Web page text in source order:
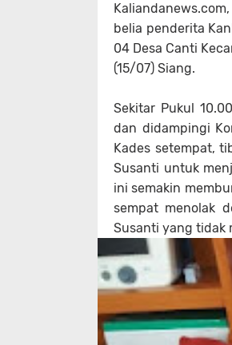
belia penderita
04 Desa Canti
(15/07) Siang.
Sekitar Pukul
dan didampingi
Kades setempat,
Susanti untuk
ini semakin
sempat menolak
Susanti yang tidak